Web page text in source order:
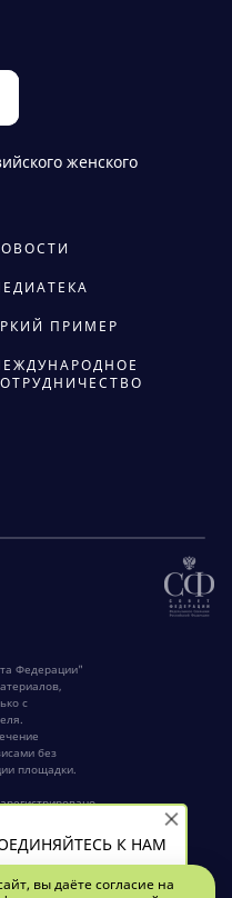
женского
ПРИМЕР
Федерации"
с
без
площадки.
связи,
коммуникаций
вы даёте согласие на
К НАМ